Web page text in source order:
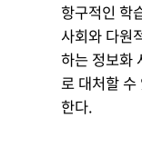
항구적인 학
사회와 다원
하는 정보화
로 대처할 수
한다.